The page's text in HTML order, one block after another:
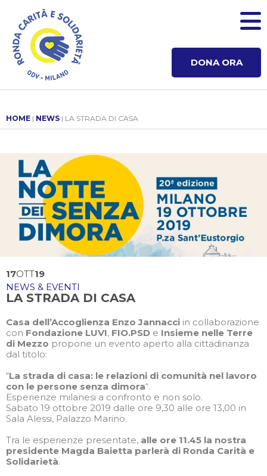
DONA ORA
HOME | NEWS | LA STRADA DI CASA
17OTT19
NEWS & EVENTI
LA STRADA DI CASA
Casa dell’Accoglienza Enzo Jannacci in collaborazione
con Fondazione LUVI, FIO.PSD e Insieme nelle Terre
di Mezzo propone un evento aperto alla cittadinanza
dal titolo:
“La strada di casa: le relazioni di comunità nel lavoro
con le persone senza dimora“.
Esperienze milanesi a confronto e non solo.
Sabato 19 ottobre 2019 dalle ore 9,30 alle ore 13,00 in
Sala Alessi, Palazzo Marino.
Tra le esperienze presentate, alle ore 11.45 la nostra
presidente Magda Baietta parlerà di Ronda Carità e
Solidarietà.